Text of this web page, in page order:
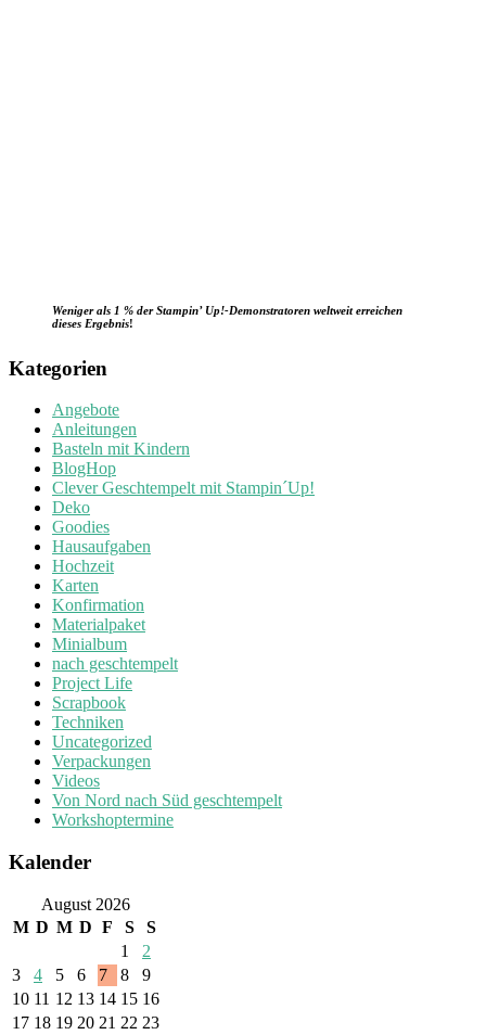
Weniger als 1 % der Stampin’ Up!-Demonstratoren weltweit erreichen
dieses Ergebnis!
Kategorien
Angebote
Anleitungen
Basteln mit Kindern
BlogHop
Clever Geschtempelt mit Stampin´Up!
Deko
Goodies
Hausaufgaben
Hochzeit
Karten
Konfirmation
Materialpaket
Minialbum
nach geschtempelt
Project Life
Scrapbook
Techniken
Uncategorized
Verpackungen
Videos
Von Nord nach Süd geschtempelt
Workshoptermine
Kalender
August 2026
M D M D F S
S
1
2
3
4 5 6 7 8
9
10 11 12 13 14 15 16
17 18 19 20 21 22 23